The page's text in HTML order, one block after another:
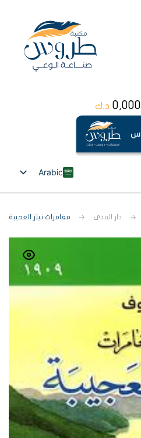
0,000 د.ك
Arabic
English
دار المدى مغامرات نيلز العجيبة